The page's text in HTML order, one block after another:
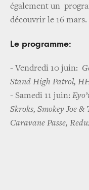
également un
découvrir le 16
Le programme:
- Vendredi 10 juin:
Stand High Patrol,
- Samedi 11 juin:
Skroks, Smokey Joe
Caravane Passe,